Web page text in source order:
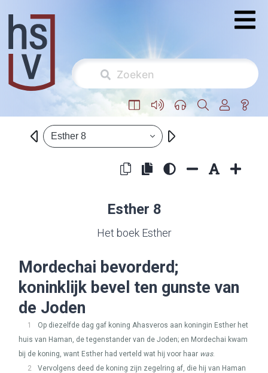
Esther 8
Esther 8
Het boek Esther
Mordechai bevorderd;
koninklijk bevel ten gunste van
de Joden
1
Op diezelfde dag gaf koning Ahasveros aan koningin Esther het
huis van Haman, de tegenstander van de Joden; en Mordechai kwam
bij de koning, want Esther had verteld wat hij voor haar was.
2
Vervolgens deed de koning zijn zegelring af, die hij van Haman